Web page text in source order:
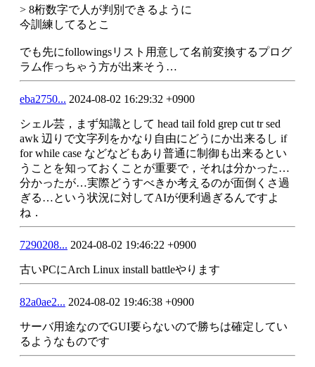
> 8桁数字で人が判別できるように
今訓練してるとこ
でも先にfollowingsリスト用意して名前変換するプログ
ラム作っちゃう方が出来そう…
eba2750... 2024-08-02 16:29:32 +0900
シェル芸，まず知識として head tail fold grep cut tr sed
awk 辺りで文字列をかなり自由にどうにか出来るし if
for while case などなどもあり普通に制御も出来るとい
うことを知っておくことが重要で，それは分かった…
分かったが…実際どうすべきか考えるのが面倒くさ過
ぎる…という状況に対してAIが便利過ぎるんですよ
ね．
7290208... 2024-08-02 19:46:22 +0900
古いPCにArch Linux install battleやります
82a0ae2... 2024-08-02 19:46:38 +0900
サーバ用途なのでGUI要らないので勝ちは確定してい
るようなものです